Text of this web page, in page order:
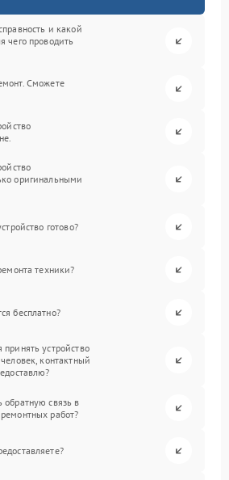
и какой
чего проводить
Сможете
оригинальными
готово?
техники?
бесплатно?
устройство
контактный
обратную связь в
работ?